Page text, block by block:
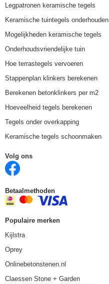
Legpatronen keramische tegels
Keramische tuintegels onderhouden
Mogelijkheden keramische tegels
Onderhoudsvriendelijke tuin
Hoe terrastegels vervoeren
Stappenplan klinkers berekenen
Berekenen betonklinkers per m2
Hoeveelheid tegels berekenen
Tegels onder overkapping
Keramische tegels schoonmaken
Volg ons
Betaalmethoden
Populaire merken
Kijlstra
Oprey
Onlinebetonstenen.nl
Claessen Stone + Garden